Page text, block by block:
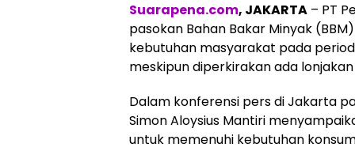
Suarapena.com, JAKARTA – PT
pasokan Bahan Bakar Minyak
kebutuhan masyarakat pada
meskipun diperkirakan ada
Dalam konferensi pers di Jakarta
Simon Aloysius Mantiri
untuk memenuhi kebutuhan